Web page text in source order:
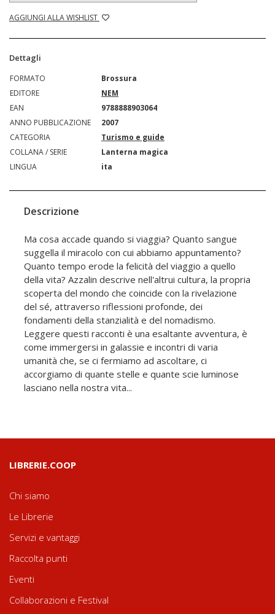
AGGIUNGI ALLA WISHLIST
Dettagli
FORMATO
Brossura
EDITORE
NEM
EAN
9788888903064
ANNO PUBBLICAZIONE
2007
CATEGORIA
Turismo e guide
COLLANA / SERIE
Lanterna magica
LINGUA
ita
Descrizione
Ma cosa accade quando si viaggia? Quanto sangue
suggella il miracolo con cui abbiamo appuntamento?
Quanto tempo erode la felicità del viaggio a quello
della vita? Azzalin descrive nell'altrui cultura, la propria
scoperta del mondo che coincide con la rivelazione
del sé, attraverso riflessioni profonde, dei
fondamenti della stanzialità e del nomadismo.
Leggere questi racconti è una esaltante avventura, è
come immergersi in galassie e incontri di varia
umanità che, se ci fermiamo ad ascoltare, ci
accorgiamo di quante stelle e quante scie luminose
lasciano nella nostra vita...
LIBRERIE.COOP
Chi siamo
Le Librerie
Servizi e vantaggi
Raccolta punti
Eventi
Collaborazioni e Festival